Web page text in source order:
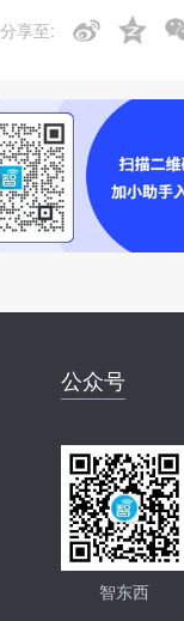
分享至:
公众号
智东西